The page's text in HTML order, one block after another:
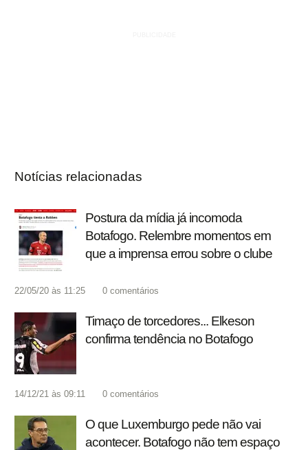
Notícias relacionadas
Postura da mídia já incomoda
Botafogo. Relembre momentos em
que a imprensa errou sobre o clube
22/05/20 às 11:25 0 comentários
Timaço de torcedores... Elkeson
confirma tendência no Botafogo
14/12/21 às 09:11 0 comentários
O que Luxemburgo pede não vai
acontecer. Botafogo não tem espaço